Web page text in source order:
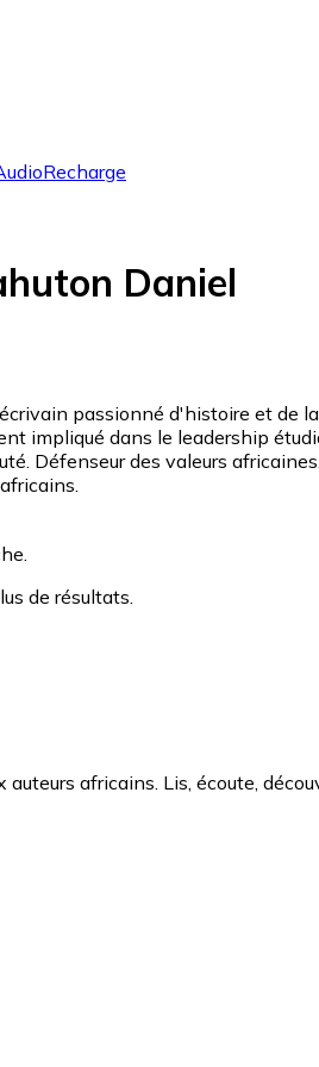
Recharge
Daniel
passionné d'histoire et de
impliqué dans le leadership
Défenseur des valeurs
de résultats.
africains. Lis, écoute,